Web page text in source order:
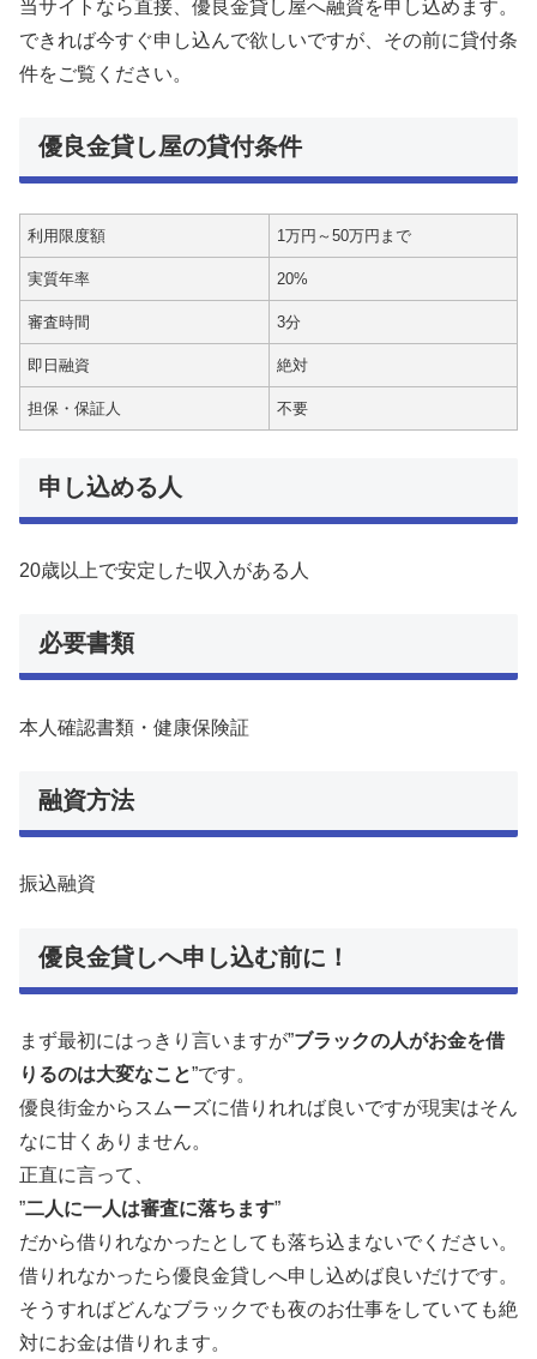
当サイトなら直接、優良金貸し屋へ融資を申し込めます。
できれば今すぐ申し込んで欲しいですが、その前に貸付条
件をご覧ください。
優良金貸し屋の貸付条件
利用限度額 1万円～50万円まで
実質年率 20%
審査時間 3分
即日融資 絶対
担保・保証人 不要
申し込める人
20歳以上で安定した収入がある人
必要書類
本人確認書類・健康保険証
融資方法
振込融資
優良金貸しへ申し込む前に！
まず最初にはっきり言いますが”ブラックの人がお金を借
りるのは大変なこと”です。
優良街金からスムーズに借りれれば良いですが現実はそん
なに甘くありません。
正直に言って、
”二人に一人は審査に落ちます”
だから借りれなかったとしても落ち込まないでください。
借りれなかったら優良金貸しへ申し込めば良いだけです。
そうすればどんなブラックでも夜のお仕事をしていても絶
対にお金は借りれます。